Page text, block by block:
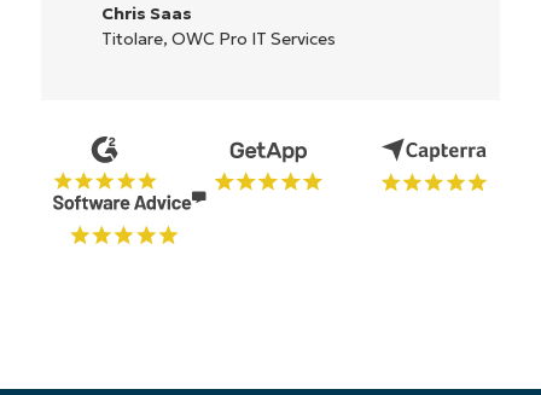
Reiffenberger.NET Technology Solutions